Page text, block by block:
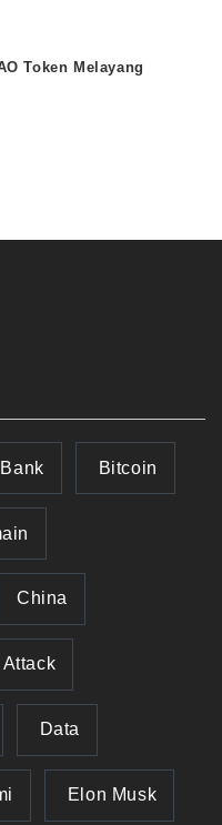
Token Melayang
Bank Bitcoin
China
Data
Elon Musk